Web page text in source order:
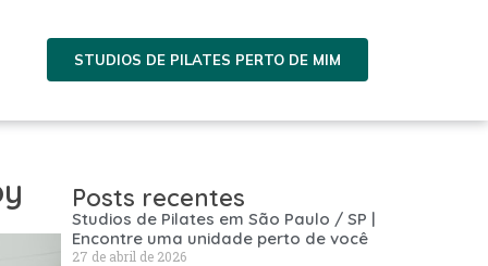
STUDIOS DE PILATES PERTO DE MIM
Posts recentes
Studios de Pilates em São Paulo / SP |
Encontre uma unidade perto de você
27 de abril de 2026